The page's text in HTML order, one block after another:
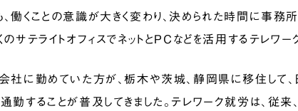
働くことの意識が大きく変わり、決められた時間に事
サテライトオフィスでネットとPCなどを活用するテレワー
社に勤めていた方が、栃木や茨城、静岡県に移住して、
勤することが普及してきました。テレワーク就労は、従